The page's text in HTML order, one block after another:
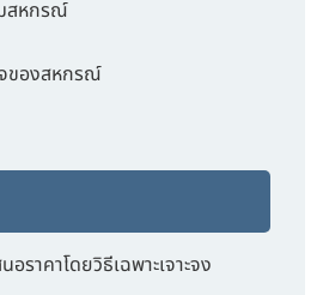
สหกรณ์
ของสหกรณ์
อราคาโดยวิธีเฉพาะเจาะจง